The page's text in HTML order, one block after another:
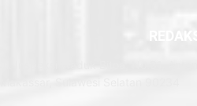
REDAKSI